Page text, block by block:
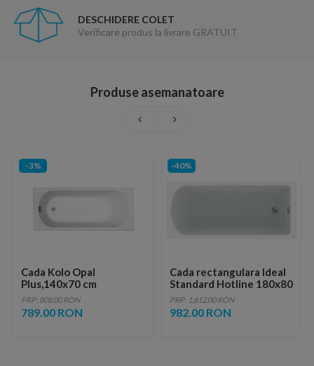
DESCHIDERE COLET
Verificare produs la livrare GRATUIT
Produse asemanatoare
-3%
Cada Kolo Opal
Plus,140x70 cm
PRP: 808.00 RON
789.00 RON
-40%
Cada rectangulara Ideal
Standard Hotline 180x80
cm
PRP: 1,612.00 RON
982.00 RON